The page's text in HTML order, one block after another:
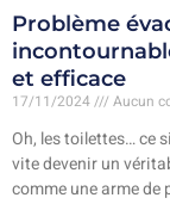
Problème
et efficace
17/11/2024 Aucun
Oh, les toilettes… ce
vite devenir un
comme une arme de